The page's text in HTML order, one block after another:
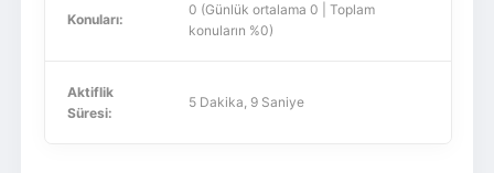
Konuları:
0 (Günlük ortalama 0 | Toplam
konuların %0)
Aktiflik
Süresi:
5 Dakika, 9 Saniye